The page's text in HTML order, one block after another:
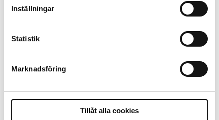
Inställningar
Statistik
Marknadsföring
Tillåt alla cookies
– nu ska han lära sig grunderna